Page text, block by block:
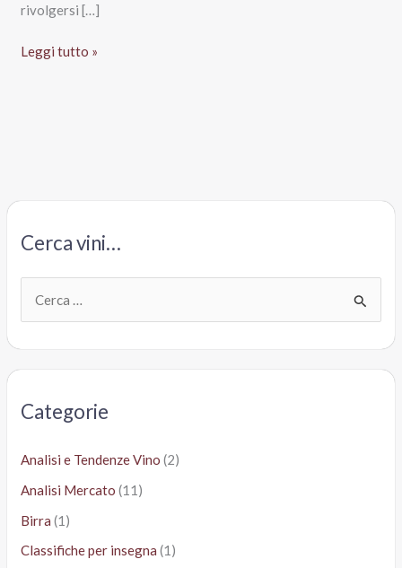
rivolgersi […]
Refosco
Paul
Leggi tutto »
Cerca vini…
Categorie
Analisi e Tendenze Vino (2)
Analisi Mercato (11)
Birra (1)
Classifiche per insegna (1)